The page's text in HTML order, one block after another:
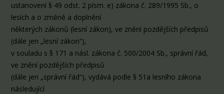
ustanovení § 49 odst. 2 písm. e) zákona č. 289/1995 Sb., o
lesích a o změně a doplnění
některých zákonů (lesní zákon), ve znění pozdějších předpisů
(dále jen „lesní zákon“),
v souladu s § 171 a násl. zákona č. 500/2004 Sb., správní řád,
ve znění pozdějších předpisů
(dále jen „správní řád“), vydává podle § 51a lesního zákona
následující